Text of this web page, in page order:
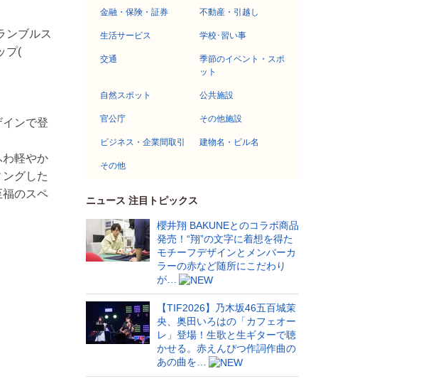
ンブルス
プ(
ンで登
わ軽やか
グした
福のスペ
金融・保険・証券 不動産・引越し
生活サービス 学校･習い事
交通
季節のイベント・スポ
ット
自然スポット 公共施設
官公庁 その他施設
ビジネス・企業間取引 建物名・ビル名
その他
ニュース 注目トピックス
櫻井翔 BAKUNEとのコラボ商品
発売！“翔”の文字に着想を得た
モチーフデザインとメンバーカ
ラーの赤など随所にこだわり
が…
【TIF2026】乃木坂46五百城茉
央、奥田いろはの「カフェオー
レ」登場！生歌と生ギターで聴
かせる。赤えんぴつ作詞作曲の
あの曲を…